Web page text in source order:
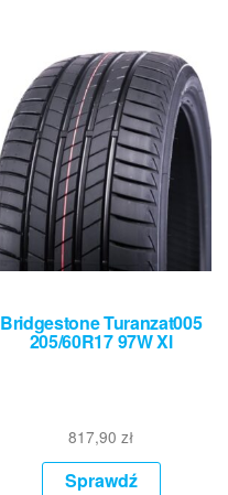
Bridgestone Turanzat005
205/60R17 97W Xl
817,90zł
Sprawdź